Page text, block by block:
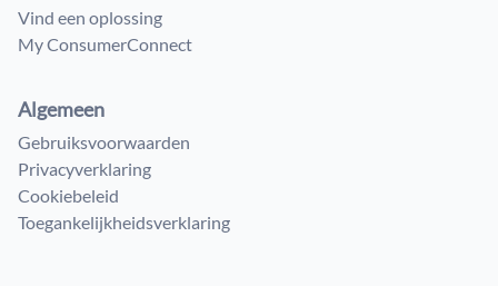
Vind een oplossing
My ConsumerConnect
Algemeen
Gebruiksvoorwaarden
Privacyverklaring
Cookiebeleid
Toegankelijkheidsverklaring